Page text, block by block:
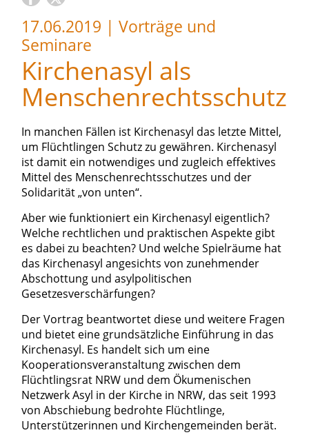
17.06.2019 | Vorträge und
Seminare
Kirchenasyl als
Menschenrechtsschutz
In manchen Fällen ist Kirchenasyl das letzte Mittel,
um Flüchtlingen Schutz zu gewähren. Kirchenasyl
ist damit ein notwendiges und zugleich effektives
Mittel des Menschenrechtsschutzes und der
Solidarität „von unten“.
Aber wie funktioniert ein Kirchenasyl eigentlich?
Welche rechtlichen und praktischen Aspekte gibt
es dabei zu beachten? Und welche Spielräume hat
das Kirchenasyl angesichts von zunehmender
Abschottung und asylpolitischen
Gesetzesverschärfungen?
Der Vortrag beantwortet diese und weitere Fragen
und bietet eine grundsätzliche Einführung in das
Kirchenasyl. Es handelt sich um eine
Kooperationsveranstaltung zwischen dem
Flüchtlingsrat NRW und dem Ökumenischen
Netzwerk Asyl in der Kirche in NRW, das seit 1993
von Abschiebung bedrohte Flüchtlinge,
Unterstützerinnen und Kirchengemeinden berät.